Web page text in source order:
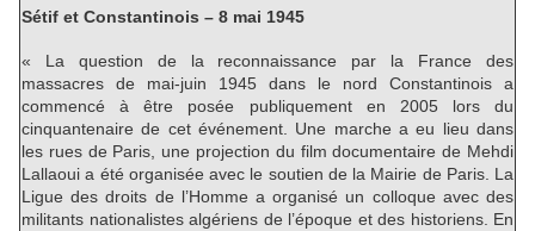
Sétif et Constantinois – 8 mai 1945
« La question de la reconnaissance par la France des
massacres de mai-juin 1945 dans le nord Constantinois a
commencé à être posée publiquement en 2005 lors du
cinquantenaire de cet événement. Une marche a eu lieu dans
les rues de Paris, une projection du film documentaire de Mehdi
Lallaoui a été organisée avec le soutien de la Mairie de Paris. La
Ligue des droits de l’Homme a organisé un colloque avec des
militants nationalistes algériens de l’époque et des historiens. En